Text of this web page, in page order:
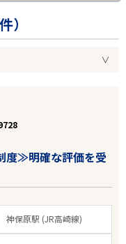
）
度≫明確な評価を受
神保原駅 (JR高崎線)